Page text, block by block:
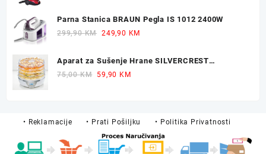
was:
is:
Parna Stanica BRAUN Pegla IS 1012 2400W
299,90KM Original
was:
249,90 KM
Aparat za Sušenje Hrane SILVERCREST
Dehidrator 350W
75,00KM
Original
59,90 KMCurrent
• Reklamacije
• Prati Pošiljku • Politika Privatnosti